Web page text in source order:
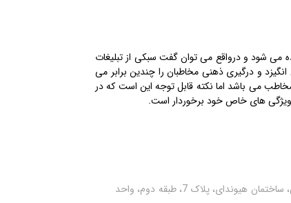
می شود و درواقع می توان گفت سبکی از تبلیغات
و درگیری ذهنی مخاطبان را چندین برابر می
می باشد اما نکته قابل توجه این است که در
ویژگی های خاص خود برخوردار است.
آدرس: تهران، بزرگراه صدر غرب به شرق، منظریه، خیابان عرفاتی غربی، ساختمان هیوندای، پلاک 7، طبقه دوم، واحد